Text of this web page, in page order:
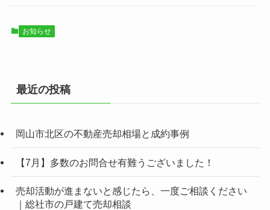
お知らせ
最近の投稿
岡山市北区の不動産売却相場と成約事例
【7月】多数のお問合せ有難うございました！
売却活動が進まないと感じたら、一度ご相談ください
｜総社市の戸建て売却相談